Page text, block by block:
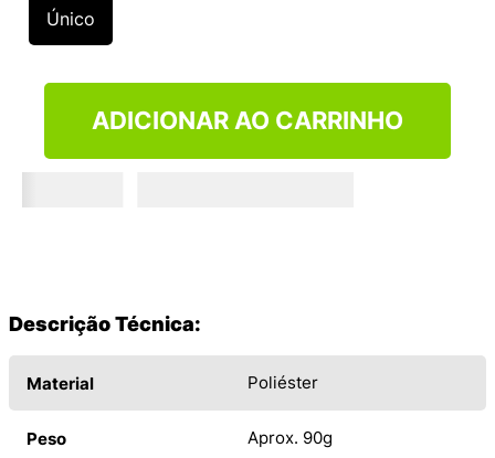
Único
ADICIONAR AO CARRINHO
Descrição Técnica:
Material Poliéster
Peso Aprox. 90g
º
NEW 530
10º VEJA COUNTRY